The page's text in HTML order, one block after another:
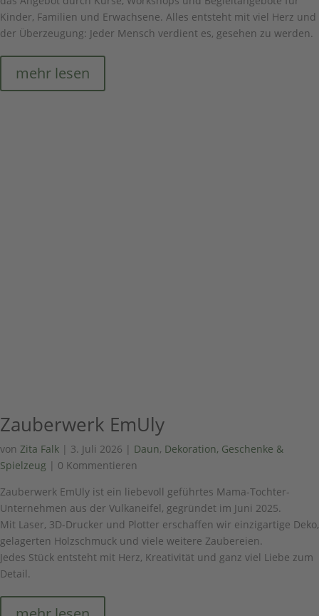
Kinder, Familien und Erwachsene. Alles entsteht mit viel Herz und
der Überzeugung: Jeder Mensch verdient es, gesehen zu werden.
mehr lesen
Zauberwerk EmUly
von Zita Falk | 3. Juli 2026 | Daun, Dekoration, Geschenke &
Spielzeug | 0 Kommentieren
Zauberwerk EmUly ist ein liebevoll geführtes Mama-Tochter-
Unternehmen aus der Vulkaneifel, gegründet im Juni 2025.
Mit Laser, 3D-Drucker und Plotter erschaffen wir einzigartige Deko,
gelagerten Holzschmuck und viele weitere Zaubereien.
Jedes Stück entsteht mit Herz, Kreativität und ganz viel Liebe zum
Detail.